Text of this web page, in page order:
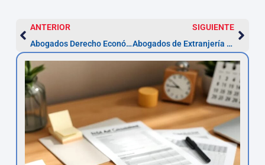
ANTERIOR
Abogados Derecho Económico Penal en Jaén
SIGUIENTE
Abogados de Extranjería y Nacionalidad en Jaén